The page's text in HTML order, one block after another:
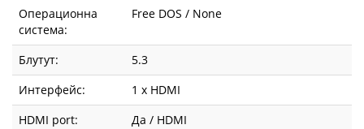
Операционна
система:
Free DOS / None
Блутут:
5.3
Интерфейс:
1 x HDMI
HDMI port:
Да / HDMI